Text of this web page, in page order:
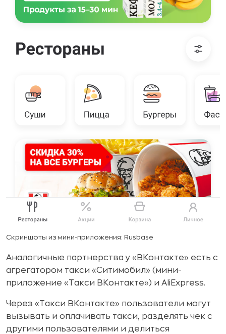
Скриншоты из мини-приложения: Rusbase
Аналогичные партнерства у «ВКонтакте» есть с
агрегатором такси «Ситимобил» (мини-
приложение «Такси ВКонтакте») и AliExpress.
Через «Такси ВКонтакте» пользователи могут
вызывать и оплачивать такси, разделять чек с
другими пользователями и делиться